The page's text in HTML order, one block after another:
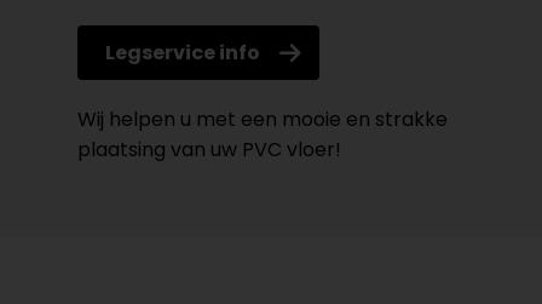
Legservice info
Wij helpen u met een mooie en strakke
plaatsing van uw PVC vloer!